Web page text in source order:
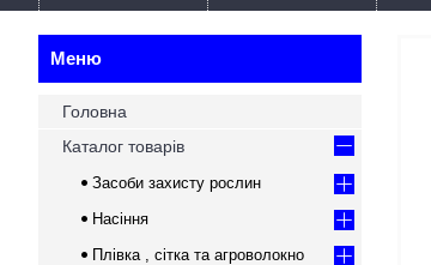
Головна
Каталог товарів
Засоби захисту рослин
Насіння
Плівка , сітка та агроволокно